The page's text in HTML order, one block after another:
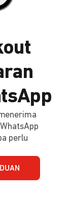
perlu